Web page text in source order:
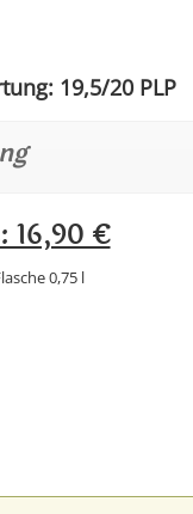
19,5/20 PLP
16,90 €
0,75 l